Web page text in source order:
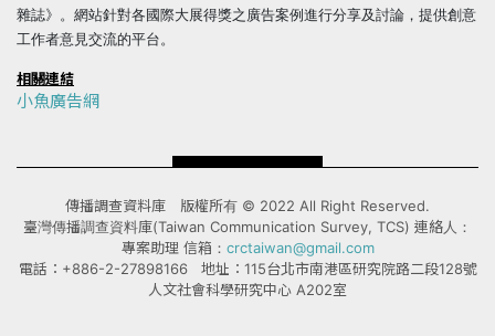
雜誌》。網站針對各國際大展得獎之廣告案例進行分享及討論，提供創意
工作者意見交流的平台。
相關連結
小魚廣告網
傳播調查資料庫 版權所有 © 2022 All Right Reserved.
臺灣傳播調查資料庫(Taiwan Communication Survey, TCS) 連絡人：
專案助理 信箱： crctaiwan@gmail.com
電話：+886-2-27898166 地址：115台北市南港區研究院路二段128號
人文社會科學研究中心 A202室